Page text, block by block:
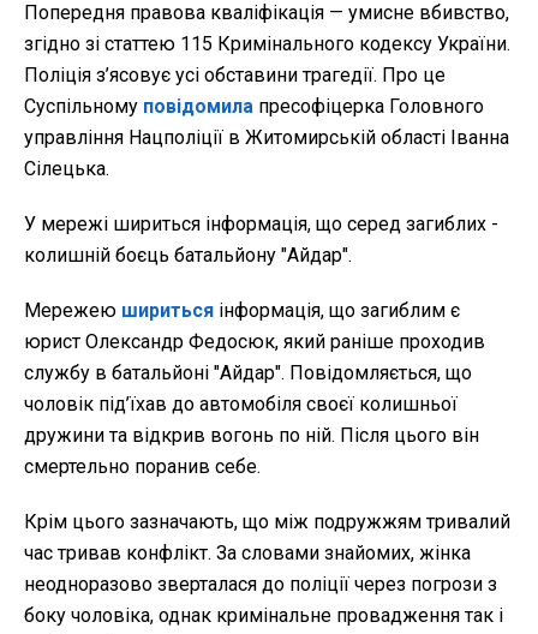
Попередня правова кваліфікація — умисне вбивство,
згідно зі статтею 115 Кримінального кодексу України.
Поліція з’ясовує усі обставини трагедії. Про це
Суспільному повідомила пресофіцерка Головного
управління Нацполіції в Житомирській області Іванна
Сілецька.
У мережі шириться інформація, що серед загиблих -
колишній боєць батальйону "Айдар".
Мережею шириться інформація, що загиблим є
юрист Олександр Федосюк, який раніше проходив
службу в батальйоні "Айдар". Повідомляється, що
чоловік під’їхав до автомобіля своєї колишньої
дружини та відкрив вогонь по ній. Після цього він
смертельно поранив себе.
Крім цього зазначають, що між подружжям тривалий
час тривав конфлікт. За словами знайомих, жінка
неодноразово зверталася до поліції через погрози з
боку чоловіка, однак кримінальне провадження так і